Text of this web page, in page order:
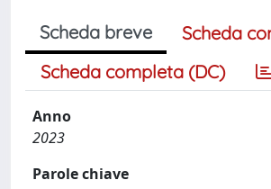
Scheda breve
Scheda
Scheda completa (DC)
Anno
2023
Parole chiave